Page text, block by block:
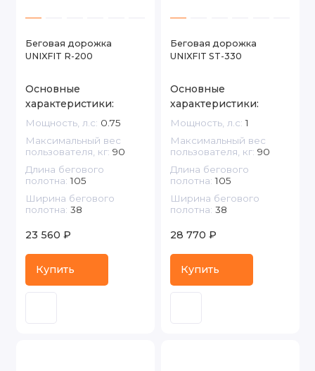
Беговая дорожка
UNIXFIT R-200
Основные
характеристики:
Мощность, л.с: 0.75
Максимальный вес
пользователя, кг: 90
Длина бегового
полотна: 105
Ширина бегового
полотна: 38
23 560 ₽
Купить
Беговая дорожка
UNIXFIT ST-330
Основные
характеристики:
Мощность, л.с: 1
Максимальный вес
пользователя, кг: 90
Длина бегового
полотна: 105
Ширина бегового
полотна: 38
28 770 ₽
Купить